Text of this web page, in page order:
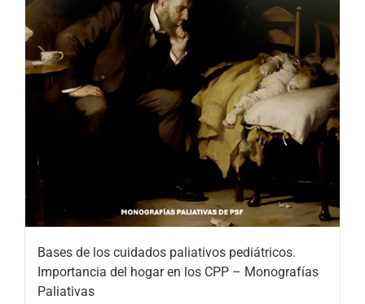
Bases de los cuidados paliativos pediátricos.
Importancia del hogar en los CPP – Monografías
Paliativas